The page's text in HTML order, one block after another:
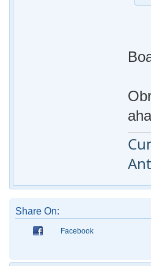
Share On:
Facebook